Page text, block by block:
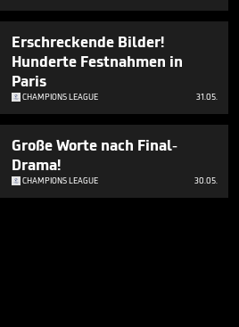
Erschreckende Bilder!
Hunderte Festnahmen in
Paris
CHAMPIONS LEAGUE 31.05.
Große Worte nach Final-
Drama!
CHAMPIONS LEAGUE 30.05.